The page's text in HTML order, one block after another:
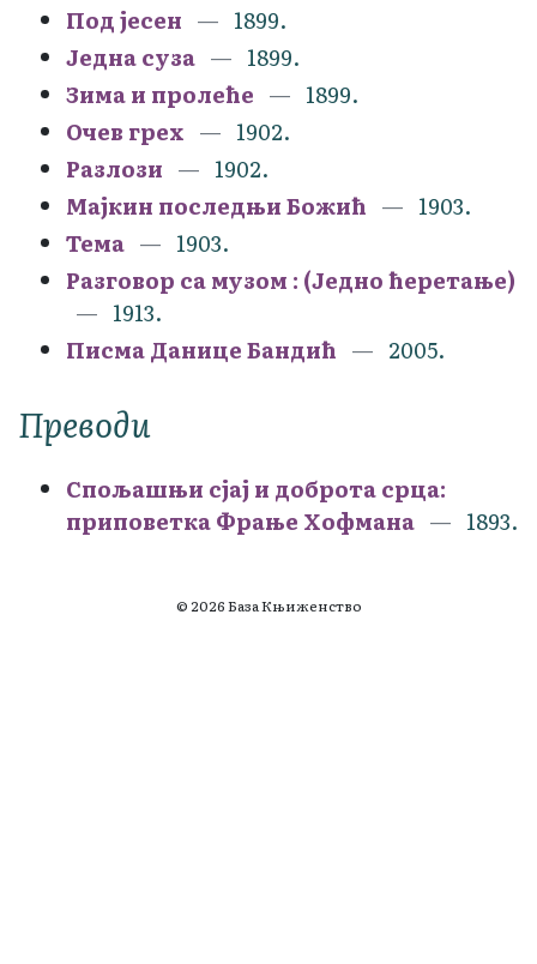
Под јесен
1899.
Једна суза
1899.
Зима и пролеће
1899.
Очев грех
1902.
Разлози
1902.
Мајкин последњи Божић
1903.
Тема
1903.
Разговор са музом : (Једно ћеретање)
1913.
Писма Данице Бандић
2005.
Преводи
Спољашњи сјај и доброта срца:
приповетка Фрање Хофмана
1893.
© 2026 База Књиженство